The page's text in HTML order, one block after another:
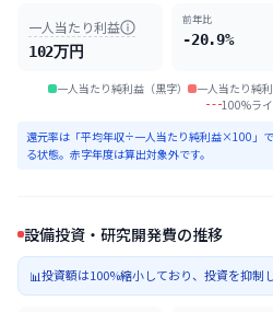
一人当たり利益
102万円
前年比
-20.9%
一人当たり純利益（黒字） 一人当たり純利
100%ラ
還元率は「平均年収÷一人当たり純利益×100」
る状態。赤字年度は算出対象外です。
設備投資・研究開発費の推移
📊投資額は100%縮小しており、投資を抑制